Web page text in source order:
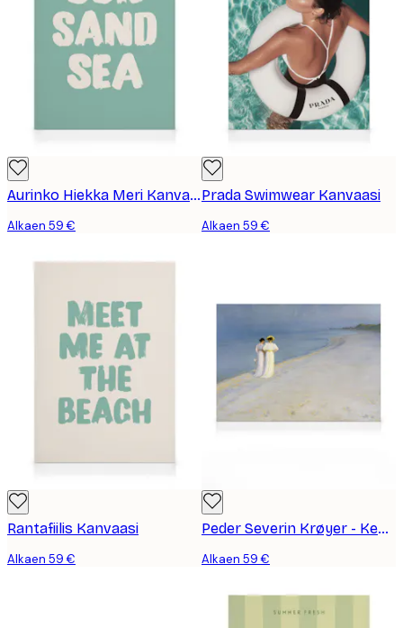
Aurinko Hiekka Meri Kanvaasi
Alkaen 59 €
Prada Swimwear Kanvaasi
Alkaen 59 €
Rantafiilis Kanvaasi
Alkaen 59 €
Peder Severin Krøyer - Kesäilta Eteläisellä Rannalla Kanvaasi
Alkaen 59 €